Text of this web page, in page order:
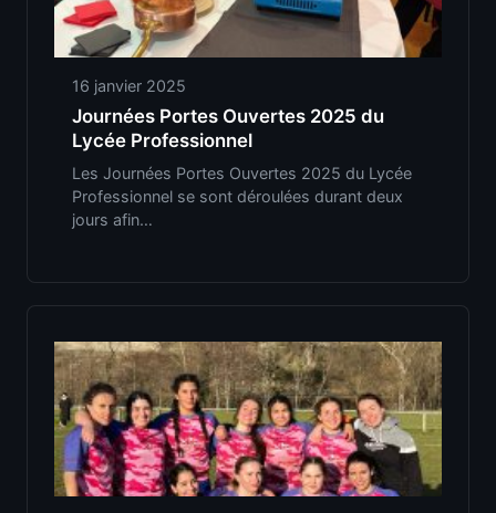
16 janvier 2025
Journées Portes Ouvertes 2025 du
Lycée Professionnel
Les Journées Portes Ouvertes 2025 du Lycée
Professionnel se sont déroulées durant deux
jours afin…